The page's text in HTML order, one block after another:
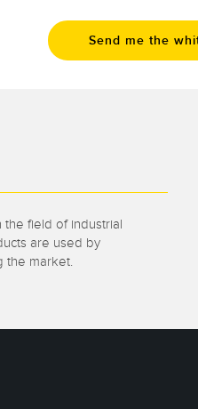
field of industrial
are used by
the market.